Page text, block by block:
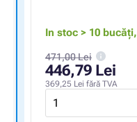
In stoc > 10 bucăți,
471,00 Lei
446,79 Lei
369,25 Lei fără TVA